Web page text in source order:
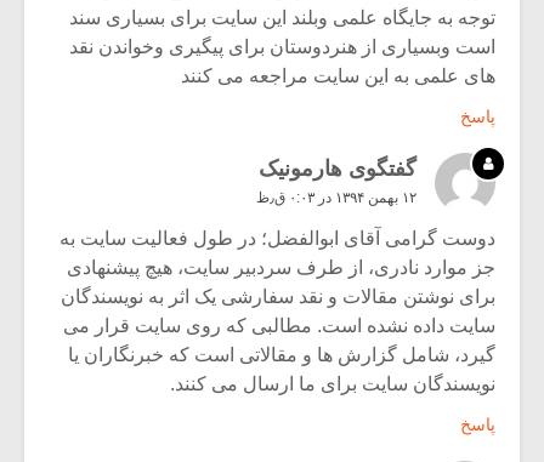
توجه به جایگاه علمی وبلند این سایت برای بسیاری سند
است وبسیاری از هنردوستان برای پیگیری وخواندن نقد
های علمی به این سایت مراجعه می کنند
پاسخ
گفتگوی هارمونیک
۱۲ بهمن ۱۳۹۴ در ۰:۰۳ ق٫ظ
دوست گرامی آقای ابوالفضل؛ در طول فعالیت سایت به
جز موارد نادری، از طرف سردبیر سایت، هیچ پیشنهادی
برای نوشتن مقالات و نقد سفارشی یک اثر به نویسندگان
سایت داده نشده است. مطالبی که روی سایت قرار می
گیرد، شامل گزارش ها و مقالاتی است که خبرنگاران یا
نویسندگان سایت برای ما ارسال می کنند.
پاسخ